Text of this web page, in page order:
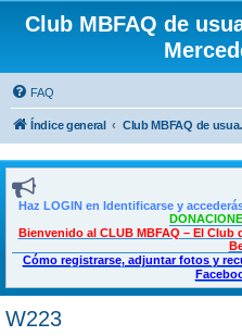
Club MBFAQ de
FAQ
Índice general Club
Haz LOGIN en Identificarse y
Bienvenido al CLUB MBFAQ – El Club
Cómo registrarse, adjuntar fotos y
W223